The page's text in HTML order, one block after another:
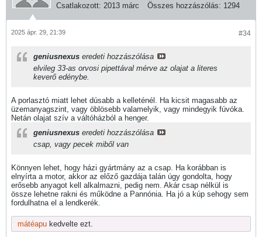
Csatlakozott: 2013 márc Összes hozzászólás: 1294
#34
2025 ápr. 29, 21:39
geniusnexus eredeti hozzászólása
elvileg 33-as orvosi pipettával mérve az olajat a literes
keverő edénybe.
A porlasztó miatt lehet dúsabb a kelleténél. Ha kicsit magasabb az
üzemanyagszint, vagy öblösebb valamelyik, vagy mindegyik fúvóka.
Netán olajat szív a váltóházból a henger.
geniusnexus eredeti hozzászólása
csap, vagy pecek miből van
Könnyen lehet, hogy házi gyártmány az a csap. Ha korábban is
elnyírta a motor, akkor az előző gazdája talán úgy gondolta, hogy
erősebb anyagot kell alkalmazni, pedig nem. Akár csap nélkül is
össze lehetne rakni és működne a Pannónia. Ha jó a kúp sehogy sem
fordulhatna el a lendkerék.
mátéapu kedvelte ezt.